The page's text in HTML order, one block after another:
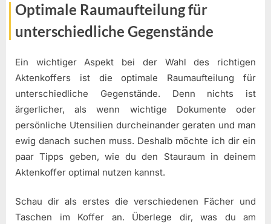
Optimale Raumaufteilung für
unterschiedliche Gegenstände
Ein wichtiger Aspekt bei der Wahl des richtigen
Aktenkoffers ist die optimale Raumaufteilung für
unterschiedliche Gegenstände. Denn nichts ist
ärgerlicher, als wenn wichtige Dokumente oder
persönliche Utensilien durcheinander geraten und man
ewig danach suchen muss. Deshalb möchte ich dir ein
paar Tipps geben, wie du den Stauraum in deinem
Aktenkoffer optimal nutzen kannst.
Schau dir als erstes die verschiedenen Fächer und
Taschen im Koffer an. Überlege dir, was du am